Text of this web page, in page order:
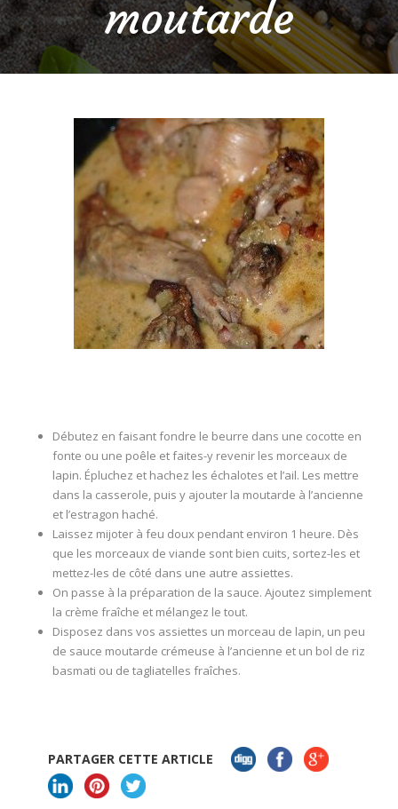
moutarde
Débutez en faisant fondre le beurre dans une cocotte en
fonte ou une poêle et faites-y revenir les morceaux de
lapin. Épluchez et hachez les échalotes et l’ail. Les mettre
dans la casserole, puis y ajouter la moutarde à l’ancienne
et l’estragon haché.
Laissez mijoter à feu doux pendant environ 1 heure. Dès
que les morceaux de viande sont bien cuits, sortez-les et
mettez-les de côté dans une autre assiettes.
On passe à la préparation de la sauce. Ajoutez simplement
la crème fraîche et mélangez le tout.
Disposez dans vos assiettes un morceau de lapin, un peu
de sauce moutarde crémeuse à l’ancienne et un bol de riz
basmati ou de tagliatelles fraîches.
PARTAGER CETTE ARTICLE